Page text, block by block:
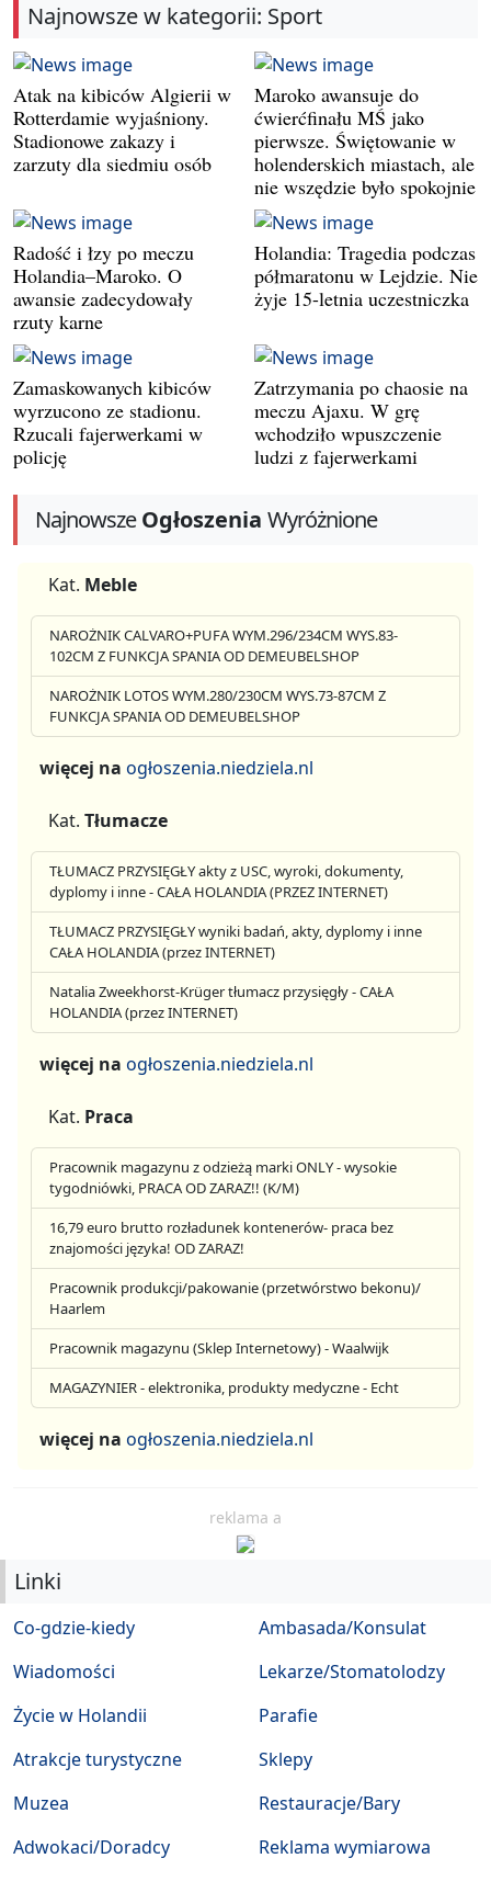
Najnowsze w kategorii: Sport
Atak na kibiców Algierii w
Rotterdamie wyjaśniony.
Stadionowe zakazy i
zarzuty dla siedmiu osób
Maroko awansuje do
ćwierćfinału MŚ jako
pierwsze. Świętowanie w
holenderskich miastach, ale
nie wszędzie było spokojnie
Radość i łzy po meczu
Holandia–Maroko. O
awansie zadecydowały
rzuty karne
Holandia: Tragedia podczas
półmaratonu w Lejdzie. Nie
żyje 15-letnia uczestniczka
Zamaskowanych kibiców
wyrzucono ze stadionu.
Rzucali fajerwerkami w
policję
Zatrzymania po chaosie na
meczu Ajaxu. W grę
wchodziło wpuszczenie
ludzi z fajerwerkami
NajnowszeOgłoszenia Wyróżnione
Kat. Meble
NAROŻNIK CALVARO+PUFA WYM.296/234CM WYS.83-
102CM Z FUNKCJA SPANIA OD DEMEUBELSHOP
NAROŻNIK LOTOS WYM.280/230CM WYS.73-87CM Z
FUNKCJA SPANIA OD DEMEUBELSHOP
więcej na ogłoszenia.niedziela.nl
Kat. Tłumacze
TŁUMACZ PRZYSIĘGŁY akty z USC, wyroki, dokumenty,
dyplomy i inne - CAŁA HOLANDIA (PRZEZ INTERNET)
TŁUMACZ PRZYSIĘGŁY wyniki badań, akty, dyplomy i inne
CAŁA HOLANDIA (przez INTERNET)
Natalia Zweekhorst-Krüger tłumacz przysięgły - CAŁA
HOLANDIA (przez INTERNET)
więcej na ogłoszenia.niedziela.nl
Kat. Praca
Pracownik magazynu z odzieżą marki ONLY - wysokie
tygodniówki, PRACA OD ZARAZ!! (K/M)
16,79 euro brutto rozładunek kontenerów- praca bez
znajomości języka! OD ZARAZ!
Pracownik produkcji/pakowanie (przetwórstwo bekonu)/
Haarlem
Pracownik magazynu (Sklep Internetowy) - Waalwijk
MAGAZYNIER - elektronika, produkty medyczne - Echt
więcej na ogłoszenia.niedziela.nl
reklama a
Linki
Co-gdzie-kiedy
Wiadomości
Życie w Holandii
Atrakcje turystyczne
Muzea
Ambasada/Konsulat
Lekarze/Stomatolodzy
Parafie
Sklepy
Restauracje/Bary
Adwokaci/Doradcy
Reklama wymiarowa